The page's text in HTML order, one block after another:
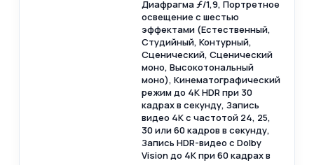
Диафрагма ƒ/1,9, Портретное
освещение с шестью
эффектами (Естественный,
Студийный, Контурный,
Сценический, Сценический
моно, Высокотональный
моно), Кинематографический
режим до 4K HDR при 30
кадрах в секунду, Запись
видео 4K с частотой 24, 25,
30 или 60 кадров в секунду,
Запись HDR-видео с Dolby
Vision до 4K при 60 кадрах в